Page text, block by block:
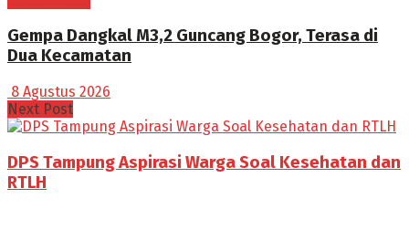
Gempa Dangkal M3,2 Guncang Bogor, Terasa di
Dua Kecamatan
8 Agustus 2026
Next Post
DPS Tampung Aspirasi Warga Soal Kesehatan dan
RTLH